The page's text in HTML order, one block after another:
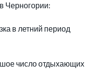
Черногории:
в летний период
число отдыхающих